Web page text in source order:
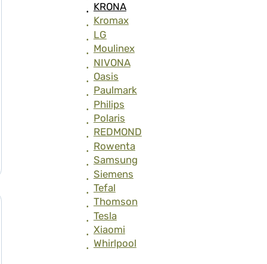
KRONA
Kromax
LG
Moulinex
NIVONA
Oasis
Paulmark
Philips
Polaris
REDMOND
Rowenta
Samsung
Siemens
Tefal
Thomson
Tesla
Xiaomi
Whirlpool